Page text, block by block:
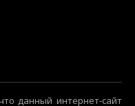
данный интернет-сайт